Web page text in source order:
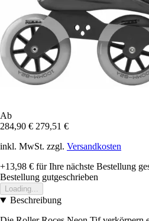
Ab
284,90 € 279,51 €
inkl. MwSt. zzgl. Versandkosten
+13,98 € für Ihre nächste Bestellung
Bestellung gutgeschrieben
Loading...
Beschreibung